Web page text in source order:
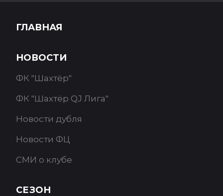
ГЛАВНАЯ
НОВОСТИ
ФК "Шахтёр"
ФК "Шахтёр QJ Лига"
Новости дубля
Новости ФЦ
СМИ о клубе
СЕЗОН